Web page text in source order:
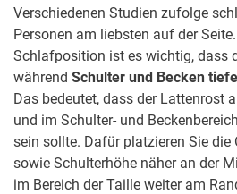
Verschiedenen Studien zufolge
Personen am liebsten auf der
Schlafposition ist es wichtig, dass
während Schulter und Becken
Das bedeutet, dass der Lattenrost
und im Schulter- und
sein sollte. Dafür platzieren Sie die
sowie Schulterhöhe näher an der
im Bereich der Taille weiter am